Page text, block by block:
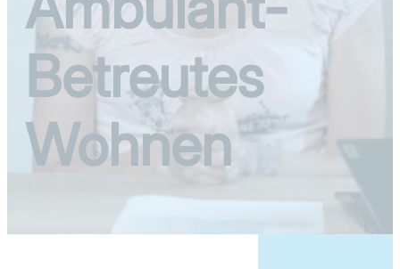
Betreutes
Wohnen